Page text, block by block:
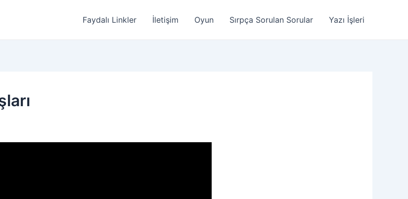
Faydalı Linkler İletişim Oyun Sırpça Sorulan Sorular Yazı İşleri